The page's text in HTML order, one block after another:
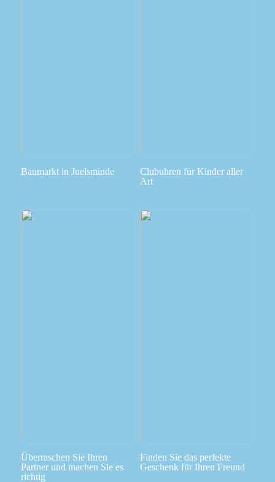
Baumarkt in Juelsminde
Clubuhren für Kinder aller
Art
Überraschen Sie Ihren
Partner und machen Sie es
richtig
Finden Sie das perfekte
Geschenk für Ihren Freund